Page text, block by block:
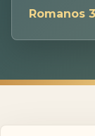
Romanos